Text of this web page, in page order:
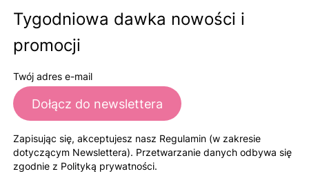
Tygodniowa dawka nowości i
promocji
Twój adres e-mail
Dołącz do newslettera
Zapisując się, akceptujesz nasz Regulamin (w zakresie
dotyczącym Newslettera). Przetwarzanie danych odbywa się
zgodnie z Polityką prywatności.